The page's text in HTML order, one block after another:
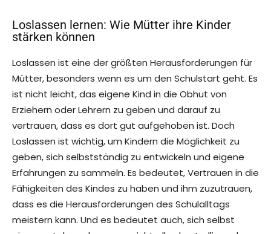
Loslassen lernen: Wie Mütter ihre Kinder
stärken können
Loslassen ist eine der größten Herausforderungen für
Mütter, besonders wenn es um den Schulstart geht. Es
ist nicht leicht, das eigene Kind in die Obhut von
Erziehern oder Lehrern zu geben und darauf zu
vertrauen, dass es dort gut aufgehoben ist. Doch
Loslassen ist wichtig, um Kindern die Möglichkeit zu
geben, sich selbstständig zu entwickeln und eigene
Erfahrungen zu sammeln. Es bedeutet, Vertrauen in die
Fähigkeiten des Kindes zu haben und ihm zuzutrauen,
dass es die Herausforderungen des Schulalltags
meistern kann. Und es bedeutet auch, sich selbst